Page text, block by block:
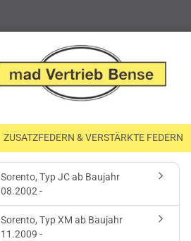
ZUSATZFEDERN & VERSTÄRKTE FEDERN
Sorento, Typ JC ab Baujahr
08.2002 -
Sorento, Typ XM ab Baujahr
11.2009 -